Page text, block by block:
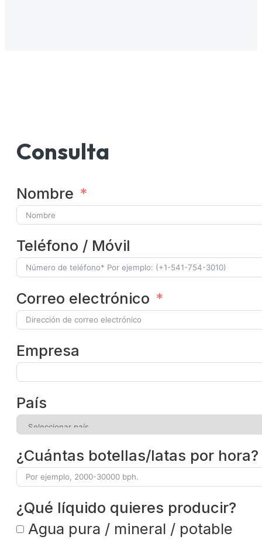
Consulta
Nombre
Teléfono / Móvil
Correo electrónico
Empresa
País
¿Cuántas botellas/latas por hora?
¿Qué líquido quieres producir?
Agua pura / mineral / potable